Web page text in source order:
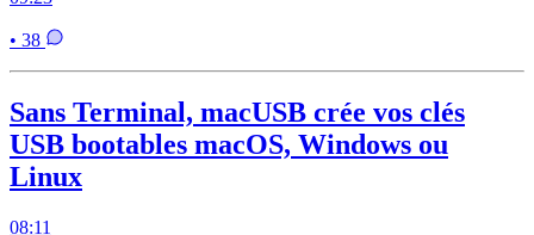
• 38
Sans Terminal, macUSB crée vos clés
USB bootables macOS, Windows ou
Linux
08:11